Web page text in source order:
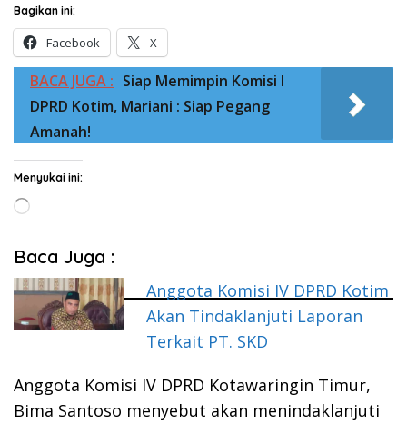
Bagikan ini:
Facebook X
BACA JUGA : Siap Memimpin Komisi I
DPRD Kotim, Mariani : Siap Pegang
Amanah!
Menyukai ini:
Memuat...
Baca Juga :
Anggota Komisi IV DPRD Kotim
Akan Tindaklanjuti Laporan
Terkait PT. SKD
Anggota Komisi IV DPRD Kotawaringin Timur,
Bima Santoso menyebut akan menindaklanjuti